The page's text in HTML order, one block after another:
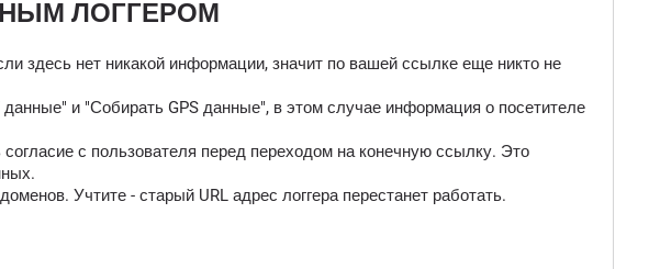
ЛОГГЕРОМ
здесь нет никакой информации, значит по вашей ссылке еще никто не
и "Собирать GPS данные", в этом случае информация о посетителе
с пользователя перед переходом на конечную ссылку. Это
Учтите - старый URL адрес логгера перестанет работать.